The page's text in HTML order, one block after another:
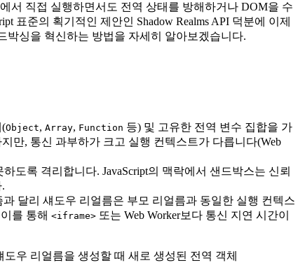
서 직접 실행하면서도 전역 상태를 방해하거나 DOM을 수
준의 획기적인 제안인 Shadow Realms API 덕분에 이제
박싱을 혁신하는 방법을 자세히 알아보겠습니다.
(Object, Array, Function 등) 및 고유한 전역 변수 집합을 가
만, 통신 과부하가 크고 실행 컨텍스트가 다릅니다(Web
도록 격리합니다. JavaScript의 맥락에서 샌드박스는 신뢰
달리 섀도우 리얼름은 부모 리얼름과 동일한 실행 컨텍스
를 통해 <iframe> 또는 Web Worker보다 통신 지연 시간이
우 리얼름을 생성할 때 새로 생성된 전역 객체